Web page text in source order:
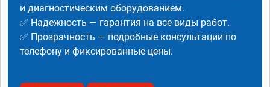
и диагностическим оборудованием.
✅ Надежность — гарантия на все виды работ.
✅ Прозрачность — подробные консультации по
телефону и фиксированные цены.